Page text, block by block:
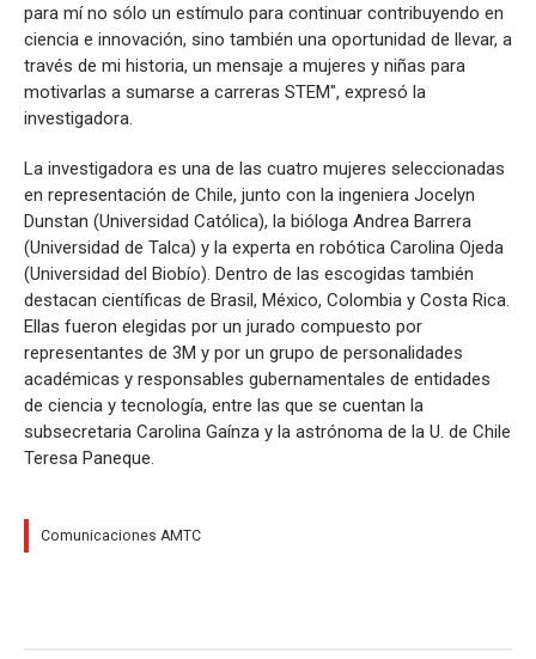
para mí no sólo un estímulo para continuar contribuyendo en
ciencia e innovación, sino también una oportunidad de llevar, a
través de mi historia, un mensaje a mujeres y niñas para
motivarlas a sumarse a carreras STEM", expresó la
investigadora.
La investigadora es una de las cuatro mujeres seleccionadas
en representación de Chile, junto con la ingeniera Jocelyn
Dunstan (Universidad Católica), la bióloga Andrea Barrera
(Universidad de Talca) y la experta en robótica Carolina Ojeda
(Universidad del Biobío). Dentro de las escogidas también
destacan científicas de Brasil, México, Colombia y Costa Rica.
Ellas fueron elegidas por un jurado compuesto por
representantes de 3M y por un grupo de personalidades
académicas y responsables gubernamentales de entidades
de ciencia y tecnología, entre las que se cuentan la
subsecretaria Carolina Gaínza y la astrónoma de la U. de Chile
Teresa Paneque.
Comunicaciones AMTC